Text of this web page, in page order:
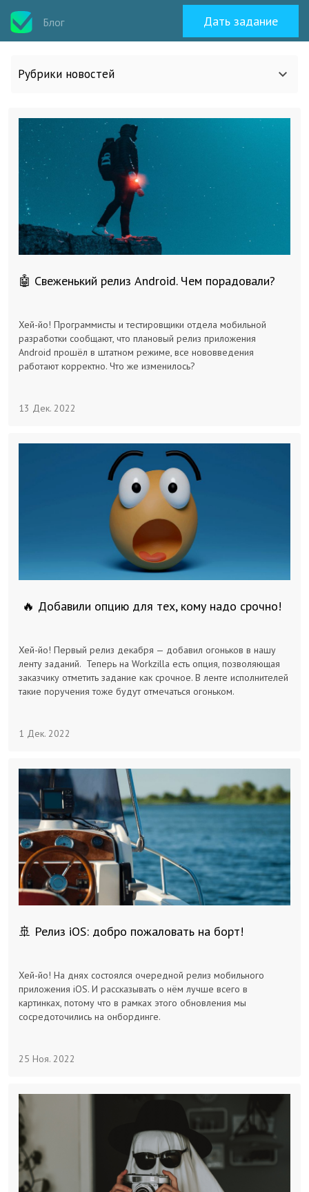
Блог Дать задание
Рубрики новостей
Все статьи
О work-zilla.com
Новости сервиса
Исполнителям
Заказчикам
Полезное
Гости
🤖 Свеженький релиз Android. Чем порадовали?
Хей-йо! Программисты и тестировщики отдела мобильной
разработки сообщают, что плановый релиз приложения
Android прошёл в штатном режиме, все нововведения
работают корректно. Что же изменилось?
13 Дек. 2022
🔥 Добавили опцию для тех, кому надо срочно!
Хей-йо! Первый релиз декабря — добавил огоньков в нашу
ленту заданий. Теперь на Workzilla есть опция, позволяющая
заказчику отметить задание как срочное. В ленте исполнителей
такие поручения тоже будут отмечаться огоньком.
1 Дек. 2022
🚢 Релиз iOS: добро пожаловать на борт!
Хей-йо! На днях состоялся очередной релиз мобильного
приложения iOS. И рассказывать о нём лучше всего в
картинках, потому что в рамках этого обновления мы
сосредоточились на онбординге.
25 Ноя. 2022